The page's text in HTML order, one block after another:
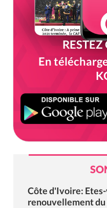
En
Côte d'Ivoire:
renouvellement du